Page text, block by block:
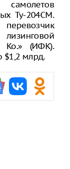
самолетов
Ту-204СМ.
Ко.» (ИФК).
$1,2 млрд.